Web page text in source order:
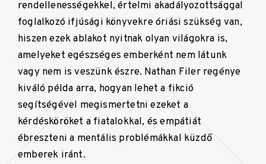
rendellenességekkel, értelmi akadályozottsággal
foglalkozó ifjúsági könyvekre óriási szükség van,
hiszen ezek ablakot nyitnak olyan világokra is,
amelyeket egészséges emberként nem látunk
vagy nem is veszünk észre. Nathan Filer regénye
kiváló példa arra, hogyan lehet a fikció
segítségével megismertetni ezeket a
kérdésköröket a fiatalokkal, és empátiát
ébreszteni a mentális problémákkal küzdő
emberek iránt.